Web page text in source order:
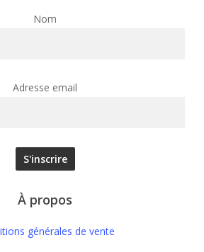
Nom
Adresse email
À propos
générales de vente